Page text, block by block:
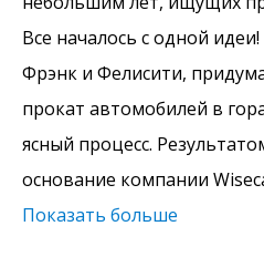
Все началось с одной
Фрэнк и Фелисити,
прокат автомобилей в
ясный процесс.
основание компании
Показать больше